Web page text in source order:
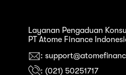
Layanan Pengaduan
PT Atome Finance
:
: (021) 50251717